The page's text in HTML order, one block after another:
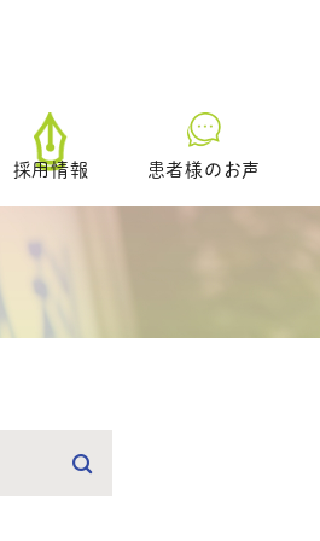
採用情報 患者様のお声